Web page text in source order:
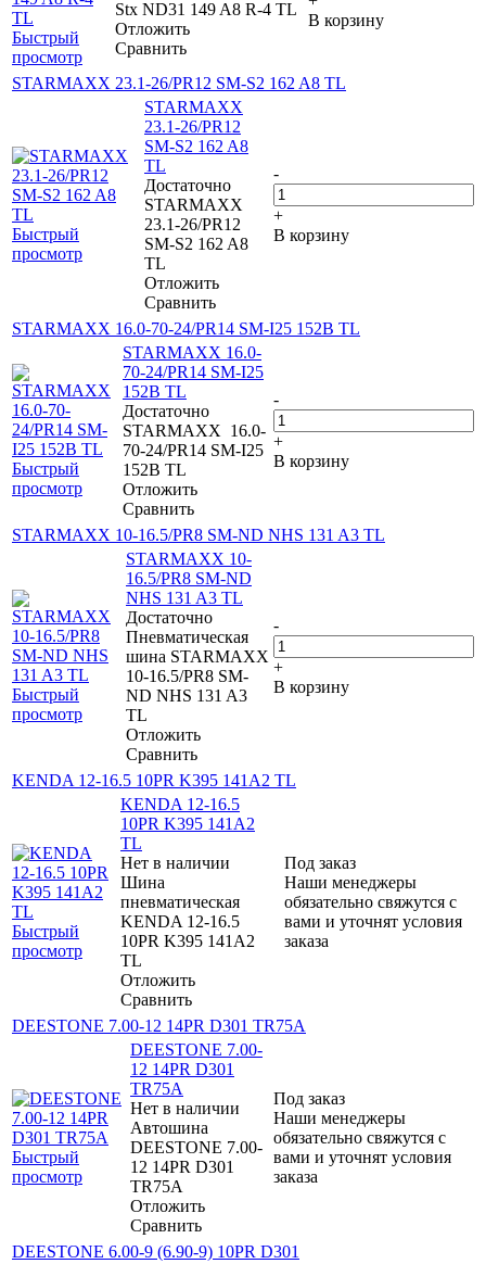
Быстрый
просмотр
Stx ND31 149 A8 R-4 TL
Отложить
Сравнить
В корзину
STARMAXX 23.1-26/PR12 SM-S2 162 A8 TL
Быстрый
просмотр
STARMAXX
23.1-26/PR12
SM-S2 162 A8
TL
Достаточно
STARMAXX
23.1-26/PR12
SM-S2 162 A8
TL
Отложить
Сравнить
-
+
В корзину
STARMAXX 16.0-70-24/PR14 SM-I25 152B TL
Быстрый
просмотр
STARMAXX 16.0-
70-24/PR14 SM-I25
152B TL
Достаточно
STARMAXX 16.0-
70-24/PR14 SM-I25
152B TL
Отложить
Сравнить
-
+
В корзину
STARMAXX 10-16.5/PR8 SM-ND NHS 131 A3 TL
Быстрый
просмотр
STARMAXX 10-
16.5/PR8 SM-ND
NHS 131 A3 TL
Достаточно
Пневматическая
шина STARMAXX
10-16.5/PR8 SM-
ND NHS 131 A3
TL
Отложить
Сравнить
-
+
В корзину
KENDA 12-16.5 10PR K395 141A2 TL
Быстрый
просмотр
KENDA 12-16.5
10PR K395 141A2
TL
Нет в наличии
Шина
пневматическая
KENDA 12-16.5
10PR K395 141A2
TL
Отложить
Сравнить
Под заказ
Наши менеджеры
обязательно свяжутся с
вами и уточнят условия
заказа
DEESTONE 7.00-12 14PR D301 TR75A
Быстрый
просмотр
DEESTONE 7.00-
12 14PR D301
TR75A
Нет в наличии
Автошина
DEESTONE 7.00-
12 14PR D301
TR75A
Отложить
Сравнить
Под заказ
Наши менеджеры
обязательно свяжутся с
вами и уточнят условия
заказа
DEESTONE 6.00-9 (6.90-9) 10PR D301